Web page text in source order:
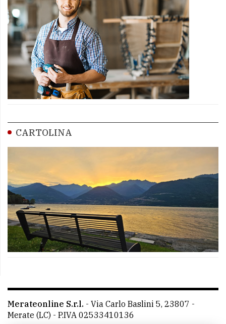
CARTOLINA
Merateonline S.r.l. - Via Carlo Baslini 5, 23807 -
Merate (LC) - P.IVA 02533410136